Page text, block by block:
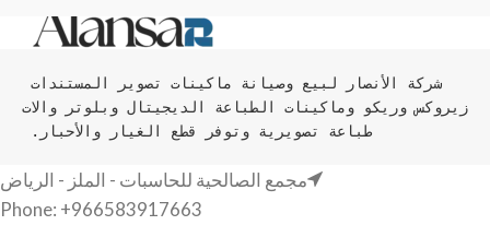
طباعة تصويرية وتوفر قطع الغيار والأحبار.
مجمع الصالحية للحاسبات - الملز - الرياض
Phone: +966583917663